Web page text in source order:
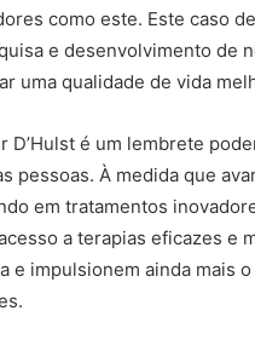
como este. Este caso
e desenvolvimento de
uma qualidade de vida
D’Hulst é um lembrete
pessoas. À medida que
em tratamentos
a terapias eficazes e
e impulsionem ainda mais